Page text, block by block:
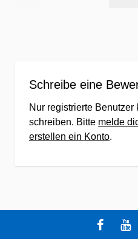
Schreibe eine
Nur registrierte
schreiben. Bitte melde
erstellen ein Konto.